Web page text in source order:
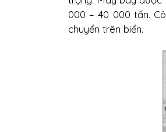
000 – 40 000 tấn.
chuyển trên biển.